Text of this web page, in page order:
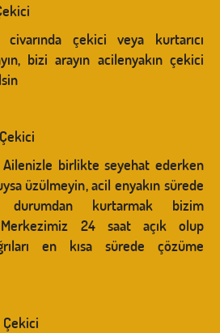
civarında çekici veya kurtarıcı
bizi arayın acilenyakın çekici
Ailenizle birlikte seyehat ederken
üzülmeyin, acil enyakın sürede
durumdan kurtarmak bizim
Merkezimiz 24 saat açık olup
en kısa sürede çözüme
Çekici